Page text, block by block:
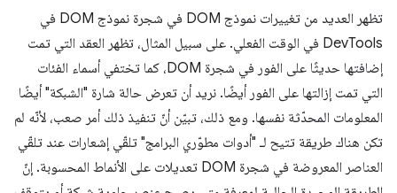
تظهر العديد من تغييرات نموذج DOM في شجرة نموذج DOM في
DevTools في الوقت الفعلي. على سبيل المثال، تظهر العقد التي تمت
إضافتها حديثًا على الفور في شجرة DOM، كما تختفي أسماء الفئات
التي تمت إزالتها على الفور أيضًا. نريد أن تعرض حالة شارة "الشبكة" أيضًا
المعلومات المحدّثة نفسها. ومع ذلك، تبيّن أنّ تنفيذ ذلك أمر صعب، لأنّه لم
تكن هناك طريقة تتيح لـ "أدوات مطوّري البرامج" تلقّي إشعارات عند تلقّي
العناصر المعروضة في شجرة DOM تعديلات على الأنماط المحسوبة. إنّ